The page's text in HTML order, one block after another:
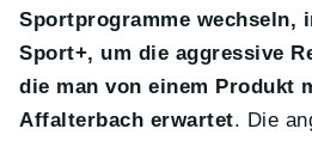
Sportprogramme wechseln,
Sport+, um die aggressive
die man von einem Produkt
Affalterbach erwartet. Die